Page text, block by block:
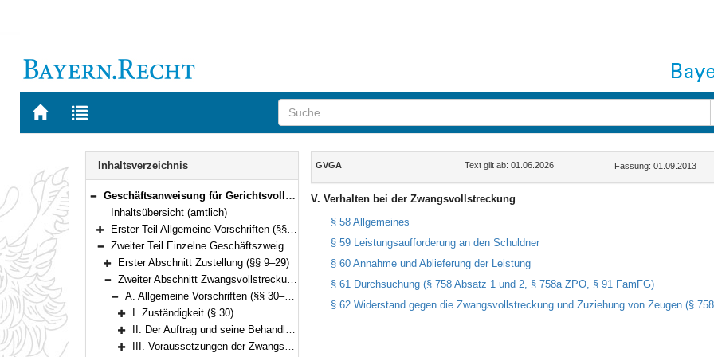
Zur
BAYERN.RECHT
Zur
letzten
Navigation
Inhaltsverzeichnis
Bereich reduzieren
Geschäftsanweisung für Gerichtsvollzieher (GVGA) (§§ 1–199)
Inhaltsübersicht (amtlich)
Bereich erweitern
Erster Teil Allgemeine Vorschriften (§§ 1–8)
Bereich reduzieren
Zweiter Teil Einzelne Geschäftszweige (§§ 9–199)
Bereich erweitern
Erster Abschnitt Zustellung (§§ 9–29)
Bereich reduzieren
Zweiter Abschnitt Zwangsvollstreckung nach den Vorschriften der ZPO (§§ 30–155)
Bereich reduzieren
A. Allgemeine Vorschriften (§§ 30–66)
Bereich erweitern
I. Zuständigkeit (§ 30)
Bereich erweitern
II. Der Auftrag und seine Behandlung (§§ 31–34)
III. Voraussetzungen der Zwangsvollstreckung (§§ 35–47)
Inhalt
GVGA Text gilt ab: 01.06.2026 Fassung: 01.09.2013
V. Verhalten bei der Zwangsvollstreckung
§ 58 Allgemeines
§ 59 Leistungsaufforderung an den Schuldner
§ 60 Annahme und Ablieferung der Leistung
§ 61 Durchsuchung (§ 758 Absatz 1 und 2, § 758a ZPO, § 91 FamFG)
§ 62 Widerstand gegen die Zwangsvollstreckung und Zuziehung von Zeugen (§